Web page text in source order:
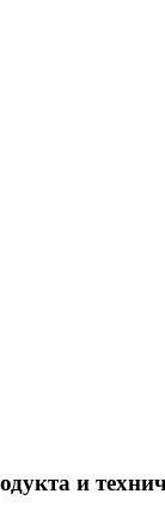
и